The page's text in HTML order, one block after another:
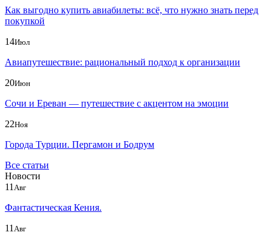
Как выгодно купить авиабилеты: всё, что нужно знать перед
покупкой
14Июл
Авиапутешествие: рациональный подход к организации
20Июн
Сочи и Ереван — путешествие с акцентом на эмоции
22Ноя
Города Турции. Пергамон и Бодрум
Все статьи
Новости
11 Авг
Фантастическая Кения.
11 Авг